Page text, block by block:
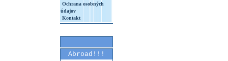
Ochrana osobných
údajov
Kontakt
Abroad!!!